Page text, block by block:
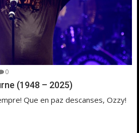
0
(1948 – 2025)
Que en paz descanses, Ozzy!